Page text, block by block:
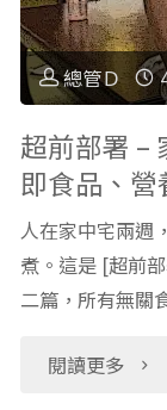
育、
娛
樂"
–
家
預
備
物
資
總管Ｄ
超前部署 –
即食品、
人在家中宅兩週
煮。這是 [超前
二篇，所有無關
閱讀更多
"超